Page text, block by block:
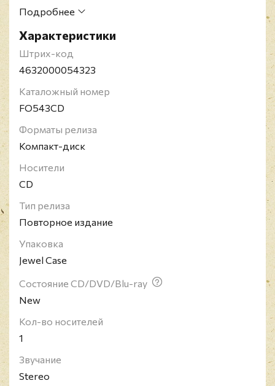
был первый альбом Bolt Thrower после
участие вокалист Карл Уиллеттс, вернувшийся в
группу в ноябре 2004 года.
Российское повторное издание 2026 года на CD.
Bolt Thrower - британская дэт-метал группа из
Ковентри, Англия. Они образовались в 1986 году
и выпустили свой первый альбом на лейбле Vinyl
Solution в 1988 году. Затем группа перешла на
новый лейбл Earache Records, вскоре став одной
из самых продаваемых групп на этом лейбле. Их
последним лейблом был Metal Blade Records.
США и Австралии.
Подробнее
Характеристики
Штрих-код
4632000054323
Каталожный номер
FO543CD
Форматы релиза
Компакт-диск
Носители
CD
Тип релиза
Повторное издание
Упаковка
Jewel Case
Состояние CD/DVD/Blu-ray
New
Кол-во носителей
1
Звучание
Stereo